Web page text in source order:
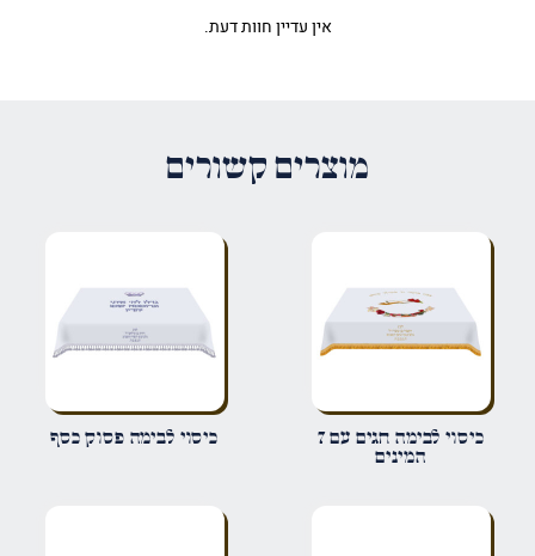
שם*
אין עדיין חוות דעת.
מוצרים קשורים
כיסוי לבימה חגים עם 7
המינים
כיסוי לבימה פסוק כסף